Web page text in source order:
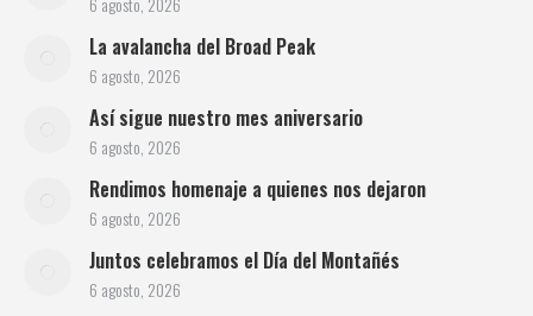
La avalancha del Broad Peak
6 agosto, 2026
Así sigue nuestro mes aniversario
6 agosto, 2026
Rendimos homenaje a quienes nos dejaron
6 agosto, 2026
Juntos celebramos el Día del Montañés
6 agosto, 2026